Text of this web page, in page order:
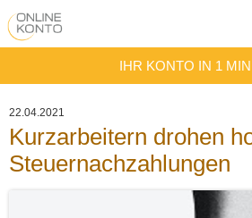
IHR KONTO IN 1
22.04.2021
Kurzarbeitern drohen
Steuernachzahlungen